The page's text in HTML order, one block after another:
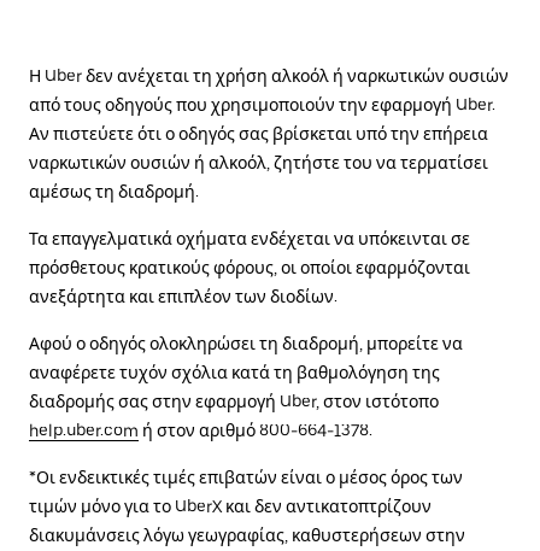
Η Uber δεν ανέχεται τη χρήση αλκοόλ ή ναρκωτικών ουσιών
από τους οδηγούς που χρησιμοποιούν την εφαρμογή Uber.
Αν πιστεύετε ότι ο οδηγός σας βρίσκεται υπό την επήρεια
ναρκωτικών ουσιών ή αλκοόλ, ζητήστε του να τερματίσει
αμέσως τη διαδρομή.
Τα επαγγελματικά οχήματα ενδέχεται να υπόκεινται σε
πρόσθετους κρατικούς φόρους, οι οποίοι εφαρμόζονται
ανεξάρτητα και επιπλέον των διοδίων.
Αφού ο οδηγός ολοκληρώσει τη διαδρομή, μπορείτε να
αναφέρετε τυχόν σχόλια κατά τη βαθμολόγηση της
διαδρομής σας στην εφαρμογή Uber, στον ιστότοπο
help.uber.com ή στον αριθμό 800-664-1378.
*Οι ενδεικτικές τιμές επιβατών είναι ο μέσος όρος των
τιμών μόνο για το UberX και δεν αντικατοπτρίζουν
διακυμάνσεις λόγω γεωγραφίας, καθυστερήσεων στην